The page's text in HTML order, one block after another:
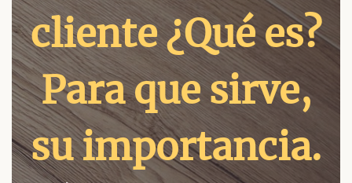
cliente ¿Qué es?
Para que sirve,
su importancia.